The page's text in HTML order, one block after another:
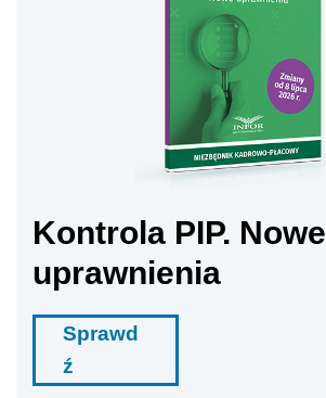
Kontrola PIP. Nowe
uprawnienia
Sprawd
ź